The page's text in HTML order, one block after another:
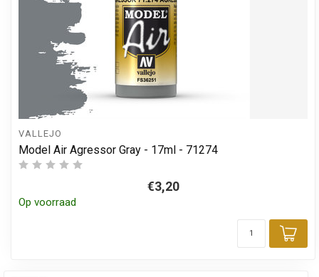
VALLEJO
Model Air Agressor Gray - 17ml - 71274
€3,20
Op voorraad